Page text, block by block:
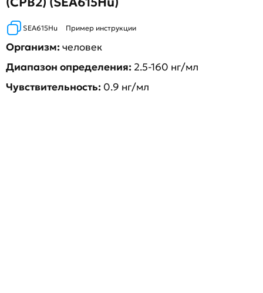
SEA615Hu Пример инструкции
Организм:человек
Диапазон определения: 2.5-160 нг/мл
Чувствительность: 0.9 нг/мл